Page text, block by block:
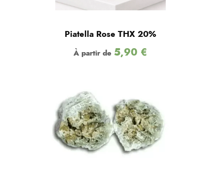
Piatella Rose THX 20%
À partir de 5,90 €